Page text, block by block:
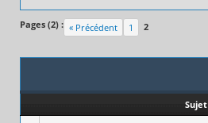
Pages (2) : « Précédent 1 2
Sujet